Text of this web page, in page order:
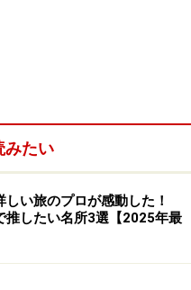
みたい
しい旅のプロが感動した！
推したい名所3選【2025年最